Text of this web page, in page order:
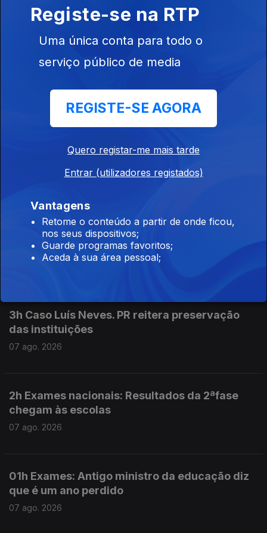
caso Luís Neves
07 ago. 2026
Tailândia
5h Seguro apela a políticas públicas
duradouras
4h "Ano perdido" diz o ex ministro da
educação sobre os exames
3h Caso Luís Neves. PR reitera preservação
das instituições
07 ago. 2026
2h Exames nacionais: Resultados da 2ªfase
chegam às escolas
07 ago. 2026
01h Exames: Antigo ministro da educação diz
que é um ano perdido
07 ago. 2026
Registe-se na RTP
Uma única conta para todo o
serviço público de media
REGISTE-SE AGORA
Quero registar-me mais tarde
Entrar (utilizadores registados)
Vantagens
Retome o conteúdo a partir de onde ficou,
nos seus dispositivos;
Guarde programas favoritos;
Aceda à sua área pessoal;